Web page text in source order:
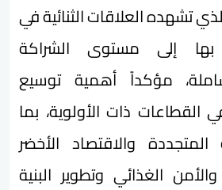
تشهده العلاقات الثنائية في
بها إلى مستوى الشراكة
مؤكداً أهمية توسيع
القطاعات ذات الأولوية، بما
والاقتصاد الأخضر
الغذائي وتطوير البنية